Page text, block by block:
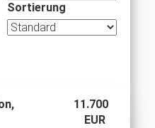
Sortierung
11.700
EUR